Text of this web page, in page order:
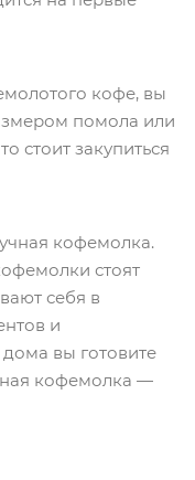
кофе, вы
помола или
стоит закупиться
кофемолка.
стоят
себя в
и
вы готовите
кофемолка —